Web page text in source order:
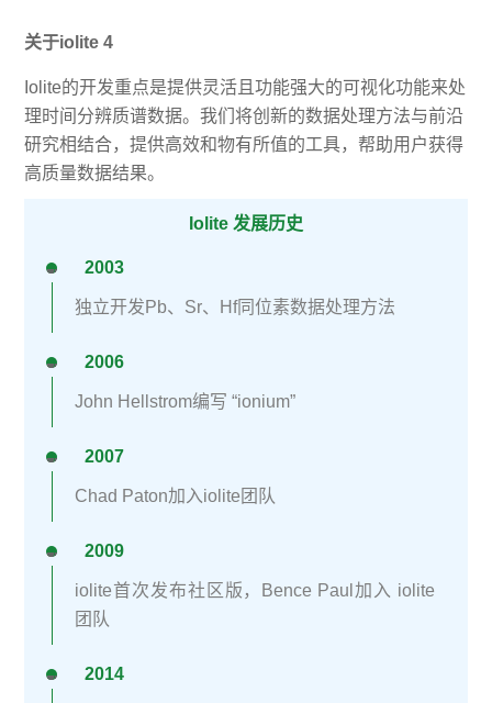
关于iolite 4
Iolite的开发重点是提供灵活且功能强大的可视化功能来处
理时间分辨质谱数据。我们将创新的数据处理方法与前沿
研究相结合，提供高效和物有所值的工具，帮助用户获得
高质量数据结果。
Iolite 发展历史
<svg style="float:left;line-height:0;width:0;vertical-align:top;" viewbox="0 0 1 1"></svg>2003
独立开发Pb、Sr、Hf同位素数据处理方法
<svg style="float:left;line-height:0;width:0;vertical-align:top;" viewbox="0 0 1 1"></svg>2006
John Hellstrom编写 “ionium”
<svg style="float:left;line-height:0;width:0;vertical-align:top;" viewbox="0 0 1 1"></svg>2007
Chad Paton加入iolite团队
<svg style="float:left;line-height:0;width:0;vertical-align:top;" viewbox="0 0 1 1"></svg>2009
iolite首次发布社区版，Bence Paul加入 iolite
团队
<svg style="float:left;line-height:0;width:0;vertical-align:top;" viewbox="0 0 1 1"></svg>2014